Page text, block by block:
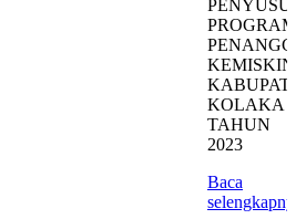
KOLAKA
TAHUN
2023
Baca